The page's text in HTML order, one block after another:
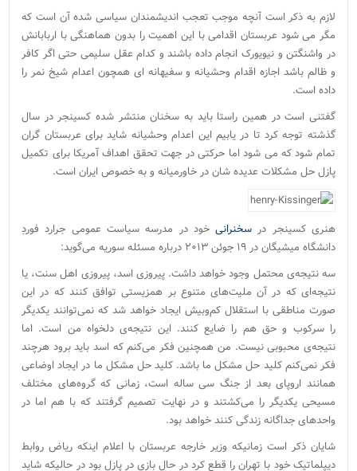
لازم به ذکر است آنچه موجب تعجب اندیشمندان سیاسی شده آن است که
مگر می شود عربستان اقدامی با این اهمیت را بدون هماهنگی با اربابانش
در واشنگتن و نیویورک انجام داده باشند و کدام عقل سلیمی حتی اگر کافر
و ظالم باشد اجازه اقدام وحشیانه و سفیهانه ای همچون اعدام شیخ نمر را
داده است.
گفتنی است در همین راستا باید به سخنان منتشر شده کسینجر در سال
گذشته توجه کرد تا در یابیم این اعدام وحشیانه شاید برای عربستان گران
تمام شود که می شود اما حرکتی در جهت تحقق اهداف آمریکا برای تکمیل
پازل حل مشکلات عدیده شان در خاورمیانه و به خصوص ایران است.
هنری کسینجر در سخنرانیخود در مدرسه سیاست عمومی جرارد فوردِ
دانشگاه میشیگان در ۱۹ جوئن ۲۰۱۳ درباره مسئله سوریه می‌گوید:
سه نتیجه‌ی محتمل وجود خواهد داشت. پیروزی اسد، پیروزی اهل سنت، یا
نتیجه‌ای که در آن ملیت‌های متنوع بر همزیستی توافق کنند که در این
صورت مناطقی با استقلال کم‌وبیش ایجاد خواهد شد که نمی‌توانند یکدیگر
را سرکوب و حق هم را ضایع کنند. این نتیجه‌ی دلخواه من است. اما
نتیجه‌ی محبوبی نیست. من همچنین فکر می‌کنم که اسد باید برود هرچند
فکر نمی‌کنم کلید حل مشکل ما باشد. کلید حل مشکل ما در ایجاد اوضاعی
همانند اروپای بعد از جنگ سی ساله است، زمانی که گروه‌های مختلف
مسیحی یکدیگر را می‌کشتند و در نهایت تصمیم گرفتند که با هم اما در
واحدهای جداگانه زندگی کنند خواهد بود.
شایان ذکر است زمانیکه وزیر خارجه عربستان با اعلام اینکه ریاض روابط
دیپلماتیک خود با تهران را قطع کرد در حال بازی در پازل بود در حالیکه شاید